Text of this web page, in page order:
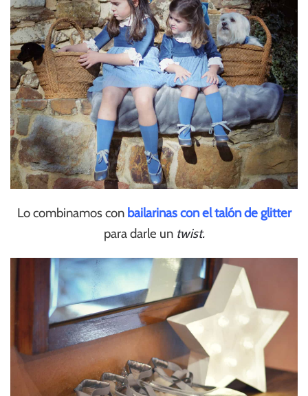
Lo combinamos conbailarinas con el talón de glitter
para darle un twist.